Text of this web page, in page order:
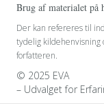
Brug af materialet på
Der kan refereres til
tydelig kildehenvisning
forfatteren.
© 2025 EVA
– Udvalget for